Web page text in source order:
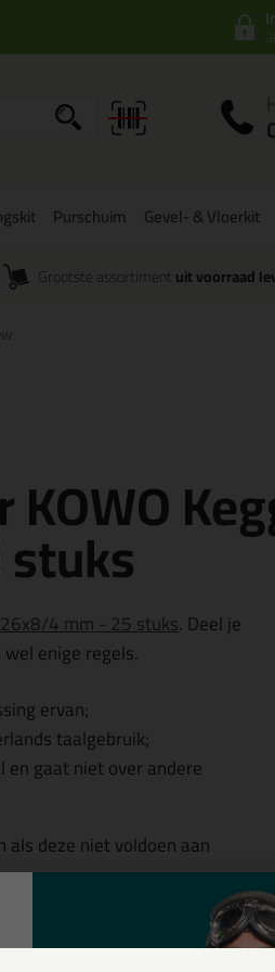
Purschuim Gevel- & Vloerkit
Grootste assortiment uit voorraad
4 mm - 25 stuks. Deel je
enige regels.
ervan;
taalgebruik;
gaat niet over andere
deze niet voldoen aan